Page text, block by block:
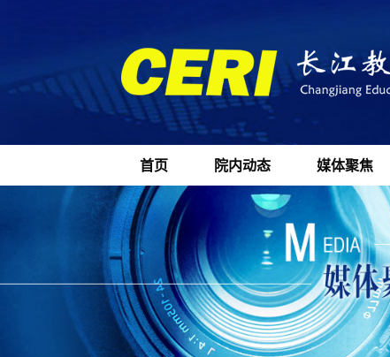
首页 院内动态 媒体聚焦